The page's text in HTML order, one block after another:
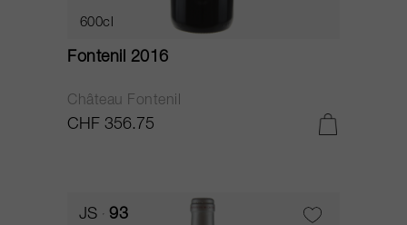
600cl
Fontenil 2016
Château Fontenil
CHF 356.75
JS 93